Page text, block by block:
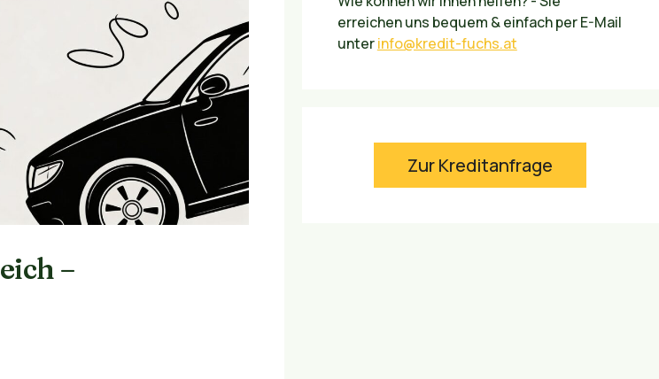
–
erreichen uns bequem & einfach per E-Mail
unterinfo@kredit-fuchs.at
Zur Kreditanfrage